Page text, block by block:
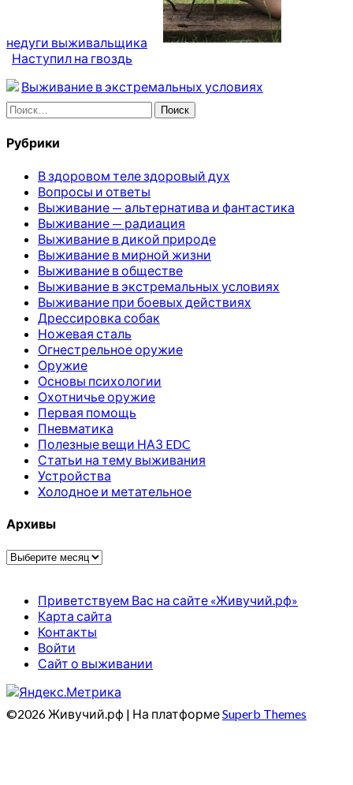
недуги выживальщика
Наступил на гвоздь
Выживание в экстремальных условиях
Найти:
Рубрики
В здоровом теле здоровый дух
Вопросы и ответы
Выживание — альтернатива и фантастика
Выживание — радиация
Выживание в дикой природе
Выживание в мирной жизни
Выживание в обществе
Выживание в экстремальных условиях
Выживание при боевых действиях
Дрессировка собак
Ножевая сталь
Огнестрельное оружие
Оружие
Основы психологии
Охотничье оружие
Первая помощь
Пневматика
Полезные вещи НАЗ EDC
Статьи на тему выживания
Устройства
Холодное и метательное
Архивы
Архивы
Приветствуем Вас на сайте «Живучий.рф»
Карта сайта
Контакты
Войти
Сайт о выживании
©2026 Живучий.рф | На платформеSuperb Themes